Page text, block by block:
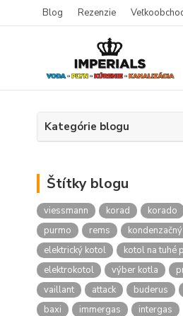
Blog Rezenzie
Kategórie blogu
Štítky blogu
viessmann korad
korado
purmo
rems
elektrický kotol
kotol na tuhé
elektrokotol
výber kotla
vaillant
attack buderus
baxi
immergas
intergas